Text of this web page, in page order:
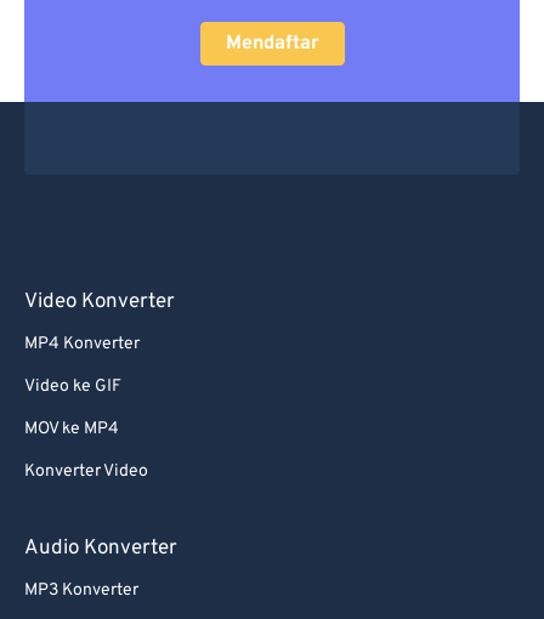
Mendaftar
Video Konverter
MP4 Konverter
Video ke GIF
MOV ke MP4
Konverter Video
Audio Konverter
MP3 Konverter